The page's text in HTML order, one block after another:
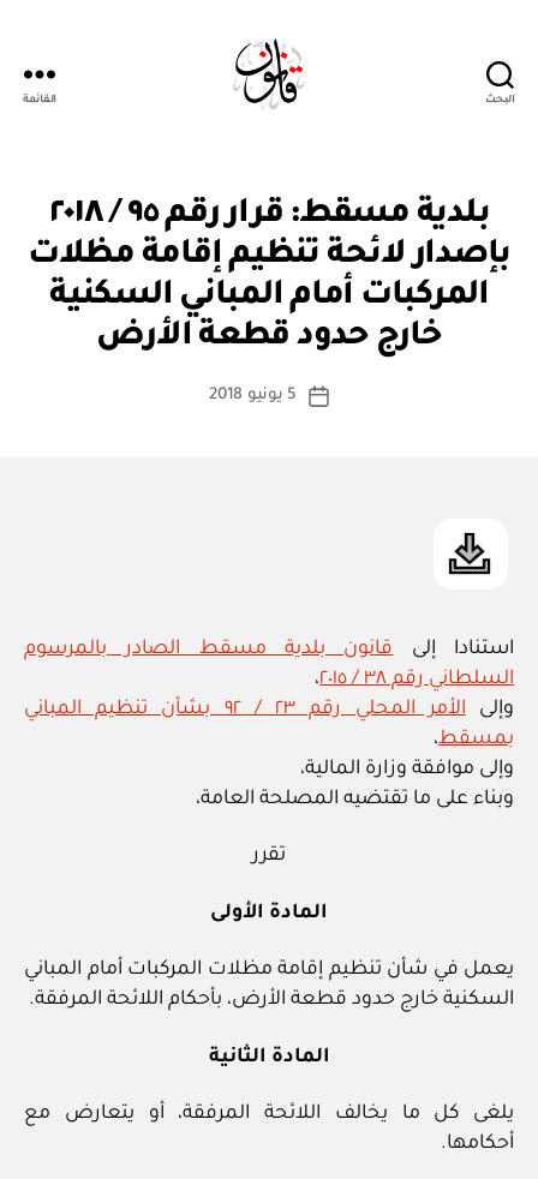
البحث القائمة
التصنيفات
ار
بلدية مسقط: قرار رقم ٩٥ / ٢٠١٨
بإصدار لائحة تنظيم إقامة مظلات
المركبات أمام المباني السكنية
خارج حدود قطعة الأرض
كاتب
بو
س
ة
تاريخ
5 يونيو 2018
استنادا إلى قانون بلدية مسقط الصادر بالمرسوم
السلطاني رقم ٣٨ / ٢٠١٥
،
وإلى
الأمر المحلي رقم ٢٣ / ٩٢ بشأن تنظيم المباني
بمسقط،
وإلى موافقة وزارة المالية،
وبناء على ما تقتضيه المصلحة العامة،
تقرر
المادة الأولى
يعمل في شأن تنظيم إقامة مظلات المركبات أمام المباني
السكنية خارج حدود قطعة الأرض، بأحكام اللائحة المرفقة.
المادة الثانية
يلغى كل ما يخالف اللائحة المرفقة، أو يتعارض مع
أحكامها.